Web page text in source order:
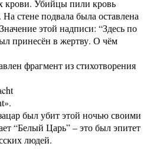
крови. Убийцы пили кровь
стене подвала была оставлена
этой надписи: “Здесь по
принесён в жертву. О чём
фрагмент из стихотворения
был убит этой ночью своими
“Белый Царь” – это был эпитет
людей.